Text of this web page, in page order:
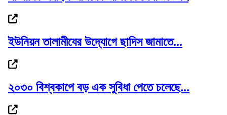
সিলেট ভার্থখলা ,দক্ষিণ সুরমা সিতারা বেকারীকে...
১ কিলোমিটার কাদা-পানি পেরিয়ে পলাতক...
ইউনিয়ন তালামীযের উদ্যোগে ছাদিস জামাতে...
২০৩০ বিশ্বকাপে বড় এক সুবিধা পেতে চলেছে...